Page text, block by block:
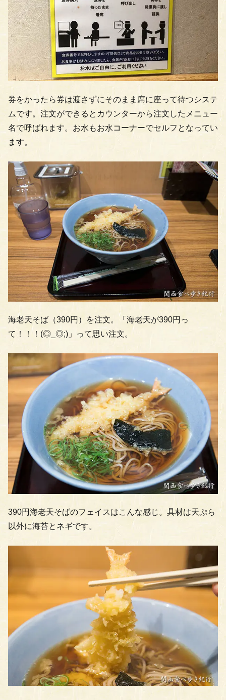
券をかったら券は渡さずにそのまま席に座って待つシステ
ムです。注文ができるとカウンターから注文したメニュー
名で呼ばれます。お水もお水コーナーでセルフとなってい
ます。
海老天そば（390円）を注文。「海老天が390円っ
て！！！(◎_◎;)」って思い注文。
390円海老天そばのフェイスはこんな感じ。具材は天ぷら
以外に海苔とネギです。